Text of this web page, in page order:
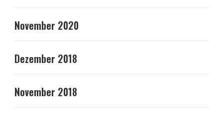
November 2020
Dezember 2018
November 2018